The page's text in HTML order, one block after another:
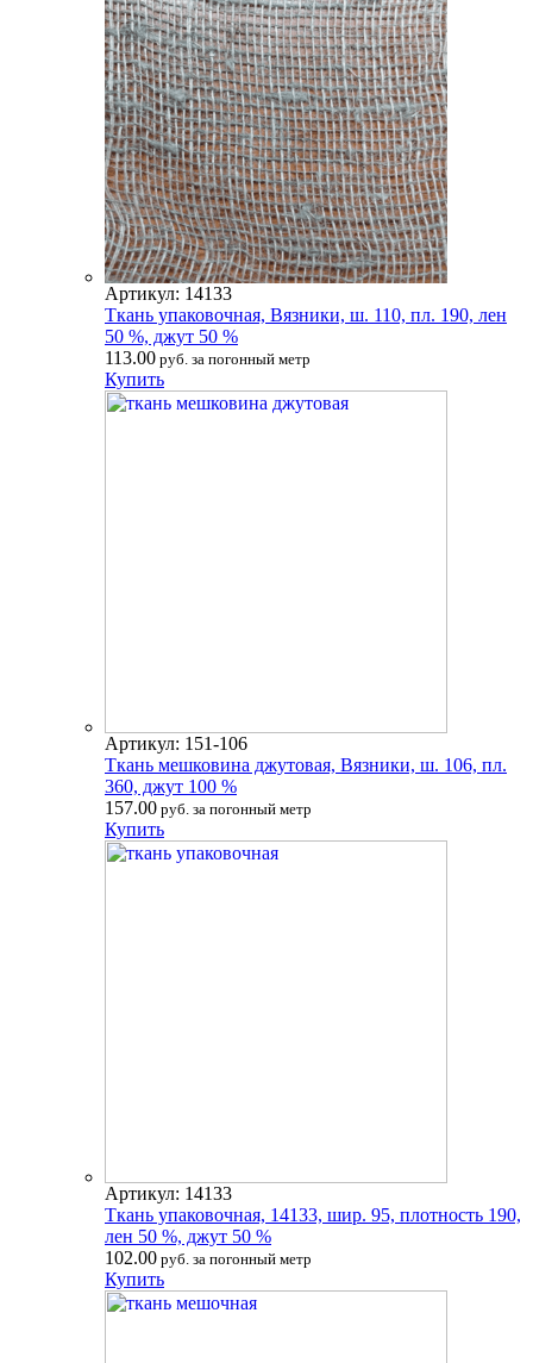
Артикул: 14133
Ткань упаковочная, Вязники, ш. 110, пл. 190, лен
50 %, джут 50 %
113.00 руб. за погонный метр
Купить
Артикул: 151-106
Ткань мешковина джутовая, Вязники, ш. 106, пл.
360, джут 100 %
157.00 руб. за погонный метр
Купить
Артикул: 14133
Ткань упаковочная, 14133, шир. 95, плотность 190,
лен 50 %, джут 50 %
102.00 руб. за погонный метр
Купить